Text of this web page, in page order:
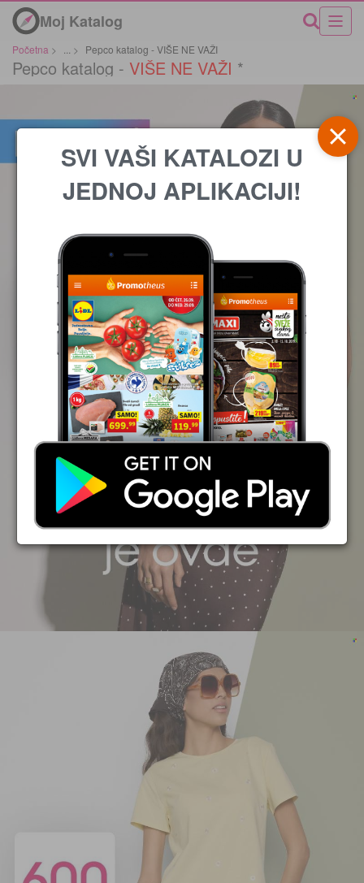
Moj Katalog
Početna > > Pepco katalog - VIŠE NE VAŽI
Pepco katalog - VIŠE NE VAŽI *
SVI VAŠI KATALOZI U
JEDNOJ APLIKACIJI!